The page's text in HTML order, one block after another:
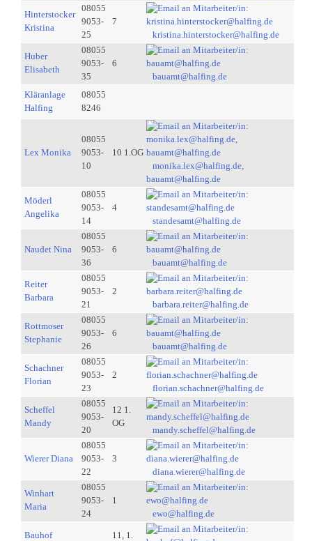
Hinterstocker
Kristina
08055
9053-
25
7
kristina.hinterstocker@halfing.de
Huber
Elisabeth
08055
9053-
35
6
bauamt@halfing.de
Kläranlage
Halfing
08055
8246
Lex Monika
08055
9053-
10
10 1.OG
monika.lex@halfing.de,
bauamt@halfing.de
Möderl
Angelika
08055
9053-
14
4
standesamt@halfing.de
Naudet Nina
08055
9053-
36
6
bauamt@halfing.de
Reiter
Barbara
08055
9053-
21
2
barbara.reiter@halfing.de
Rottmoser
Stephanie
08055
9053-
26
6
bauamt@halfing.de
Schachner
Florian
08055
9053-
23
2
florian.schachner@halfing.de
Scheffel
Mandy
08055
9053-
20
12 1.
OG
mandy.scheffel@halfing.de
Wierer Diana
08055
9053-
22
3
diana.wierer@halfing.de
Winhart
Maria
08055
9053-
24
1
ewo@halfing.de
Bauhof
11, 1.